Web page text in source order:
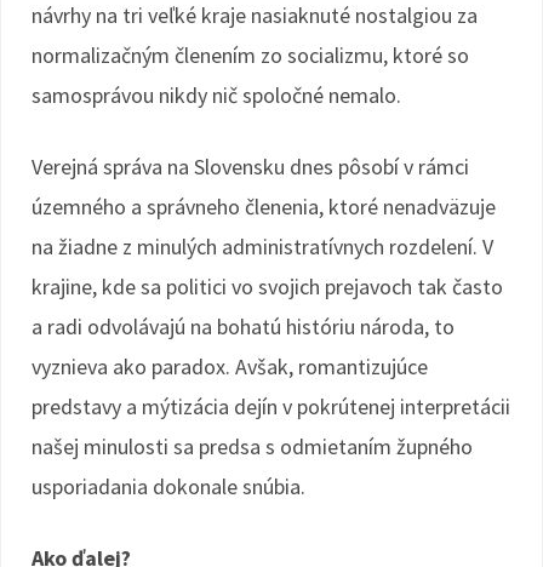
návrhy na tri veľké kraje nasiaknuté nostalgiou za
normalizačným členením zo socializmu, ktoré so
samosprávou nikdy nič spoločné nemalo.
Verejná správa na Slovensku dnes pôsobí v rámci
územného a správneho členenia, ktoré nenadväzuje
na žiadne z minulých administratívnych rozdelení. V
krajine, kde sa politici vo svojich prejavoch tak často
a radi odvolávajú na bohatú históriu národa, to
vyznieva ako paradox. Avšak, romantizujúce
predstavy a mýtizácia dejín v pokrútenej interpretácii
našej minulosti sa predsa s odmietaním župného
usporiadania dokonale snúbia.
Ako ďalej?